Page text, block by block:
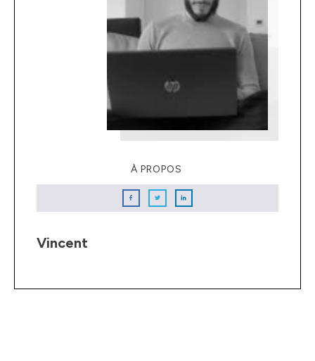
À PROPOS
Vincent